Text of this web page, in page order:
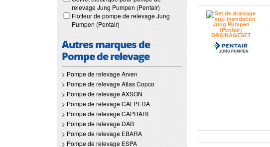
relevage Jung Pumpen (Pentair)
Flotteur de pompe de relevage Jung
Pumpen (Pentair)
Autres marques de
Pompe de relevage
> Pompe de relevage Arven
> Pompe de relevage Atlas Copco
> Pompe de relevage AXSON
> Pompe de relevage CALPEDA
> Pompe de relevage CAPRARI
> Pompe de relevage DAB
> Pompe de relevage EBARA
> Pompe de relevage ESPA